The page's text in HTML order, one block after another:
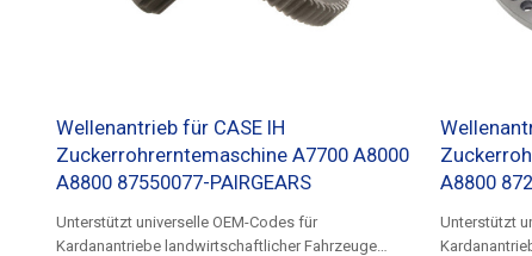
Wellenantrieb für CASE IH
Zuckerrohrerntemaschine A7700 A8000
A8800 87550077-PAIRGEARS
Unterstützt universelle OEM-Codes für
Kardanantriebe landwirtschaftlicher Fahrzeuge
A8800
Unterstützt